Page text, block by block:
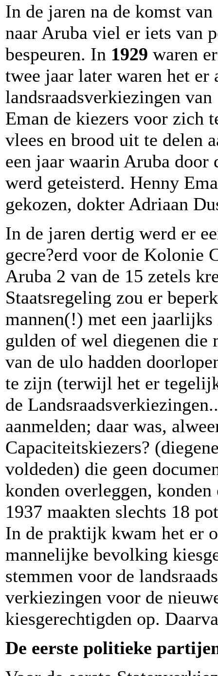
In de jaren na de komst
naar Aruba viel er iets van
bespeuren. In 1929 waren
twee jaar later waren het
landsraadsverkiezingen van
Eman de kiezers voor zich
vlees en brood uit te delen
een jaar waarin Aruba door
werd geteisterd. Henny
gekozen, dokter Adriaan
In de jaren dertig werd er
gecre?erd voor de Kolonie
Aruba 2 van de 15 zetels
Staatsregeling zou er
mannen(!) met een
gulden of wel diegenen die
van de ulo hadden
te zijn (terwijl het er
de
aanmelden; daar was,
Capaciteitskiezers?
voldeden) die geen
konden overleggen,
1937 maakten slechts 18
In de praktijk kwam het er
mannelijke bevolking
stemmen voor de
verkiezingen voor de
kiesgerechtigden op.
De eerste politieke